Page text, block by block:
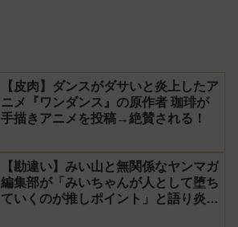
【皮肉】ダンスがダサいと炎上したア
ニメ『ワンダンス』の原作者 珈琲が
手描きアニメを投稿→絶賛される！
【勘違い】みい山と無関係なヤンマガ
編集部が「みいちゃんが人として堕ち
ていくのが推しポイント」と語り炎上